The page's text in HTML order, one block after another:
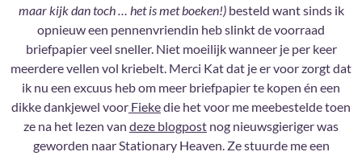
maar kijk dan toch … het is met boeken!)besteld want sinds ik
opnieuw een pennenvriendin heb slinkt de voorraad
briefpapier veel sneller. Niet moeilijk wanneer je per keer
meerdere vellen vol kriebelt. Merci Kat dat je er voor zorgt dat
ik nu een excuus heb om meer briefpapier te kopen én een
dikke dankjewel voor Fiekedie het voor me meebestelde toen
ze na het lezen van deze blogpost nog nieuwsgieriger was
geworden naar Stationary Heaven. Ze stuurde me een